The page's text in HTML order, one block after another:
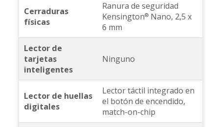
Cerraduras
físicas
Ranura de seguridad
Kensington®Nano, 2,5 x
6 mm
Lector de
tarjetas
inteligentes
Ninguno
Lector de huellas
digitales
Lector táctil integrado en
el botón de encendido,
match-on-chip